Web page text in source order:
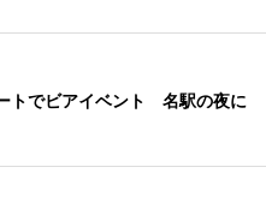
トでビアイベント 名駅の夜に